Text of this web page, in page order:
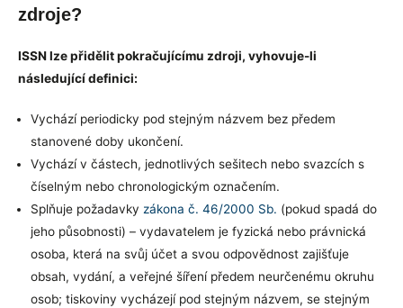
zdroje?
ISSN lze přidělit pokračujícímu zdroji, vyhovuje-li
následující definici:
Vychází periodicky pod stejným názvem bez předem
stanovené doby ukončení.
Vychází v částech, jednotlivých sešitech nebo svazcích s
číselným nebo chronologickým označením.
Splňuje požadavky zákona č. 46/2000 Sb. (pokud spadá do
jeho působnosti) – vydavatelem je fyzická nebo právnická
osoba, která na svůj účet a svou odpovědnost zajišťuje
obsah, vydání, a veřejné šíření předem neurčenému okruhu
osob; tiskoviny vycházejí pod stejným názvem, se stejným